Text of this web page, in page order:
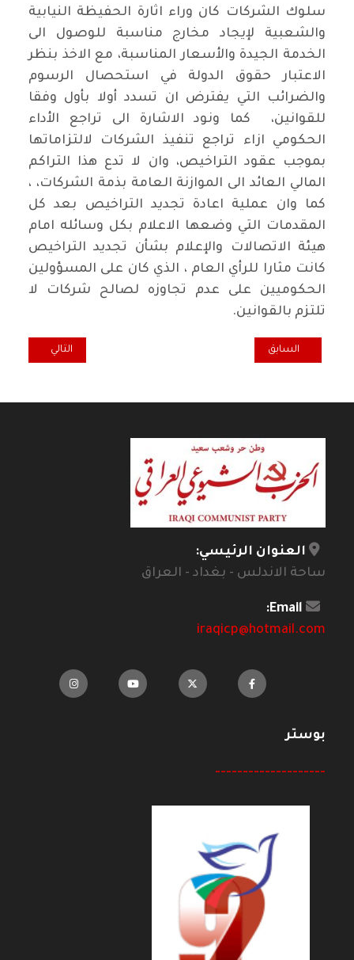
سلوك الشركات كان وراء اثارة الحفيظة النيابية
والشعبية لإيجاد مخارج مناسبة للوصول الى
الخدمة الجيدة والأسعار المناسبة، مع الاخذ بنظر
الاعتبار حقوق الدولة في استحصال الرسوم
والضرائب التي يفترض ان تسدد أولا بأول وفقا
للقوانين، كما ونود الاشارة الى تراجع الأداء
الحكومي ازاء تراجع تنفيذ الشركات لالتزاماتها
بموجب عقود التراخيص، وان لا تدع هذا التراكم
المالي العائد الى الموازنة العامة بذمة الشركات، ،
كما وان عملية اعادة تجديد التراخيص بعد كل
المقدمات التي وضعها الاعلام بكل وسائله امام
هيئة الاتصالات والإعلام بشأن تجديد التراخيص
كانت مثارا للرأي العام ، الذي كان على المسؤولين
الحكوميين على عدم تجاوزه لصالح شركات لا
تلتزم بالقوانين.
المقال السابق: فاطمة اليوسف أو حكاية سيدة عربية استثنائية من
السابق المقال التالي:
التالي
العنوان الرئيسي:
ساحة الاندلس - بغداد - العراق
Email:
iraqicp@hotmail.com
بوستر
--------------------